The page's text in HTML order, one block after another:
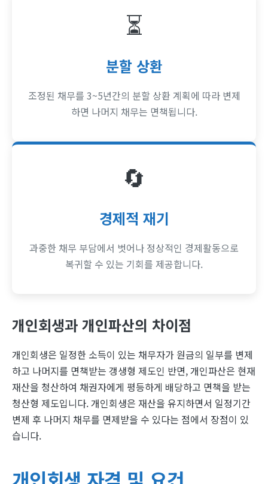
⏳
분할 상환
조정된 채무를 3~5년간의 분할 상환 계획에 따라 변제
하면 나머지 채무는 면책됩니다.
🔄
경제적 재기
과중한 채무 부담에서 벗어나 정상적인 경제활동으로
복귀할 수 있는 기회를 제공합니다.
개인회생과 개인파산의 차이점
개인회생은 일정한 소득이 있는 채무자가 원금의 일부를 변제
하고 나머지를 면책받는 갱생형 제도인 반면, 개인파산은 현재
재산을 청산하여 채권자에게 평등하게 배당하고 면책을 받는
청산형 제도입니다. 개인회생은 재산을 유지하면서 일정기간
변제 후 나머지 채무를 면제받을 수 있다는 점에서 장점이 있
습니다.